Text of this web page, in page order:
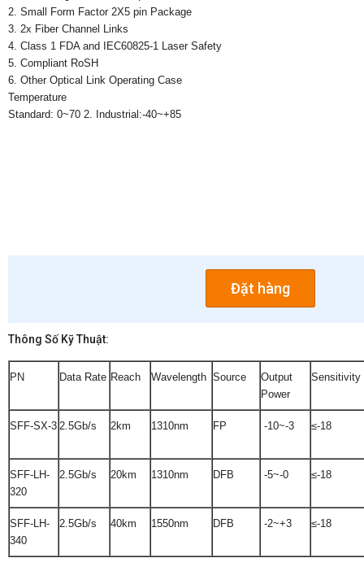
2. Small Form Factor 2X5 pin Package
3. 2x Fiber Channel Links
4. Class 1 FDA and IEC60825-1 Laser Safety
5. Compliant RoSH
6. Other Optical Link Operating Case
Temperature
Standard: 0~70 2. Industrial:-40~+85
Đặt hàng
Thông Số Kỹ Thuật:
PN Data Rate Reach Wavelength Source
Output
Power
Sensitivity
SFF-SX-3 2.5Gb/s 2km 1310nm FP -10~-3 ≤-18
SFF-LH-
320
2.5Gb/s 20km 1310nm DFB -5~-0 ≤-18
SFF-LH-
340
2.5Gb/s 40km 1550nm DFB -2~+3 ≤-18